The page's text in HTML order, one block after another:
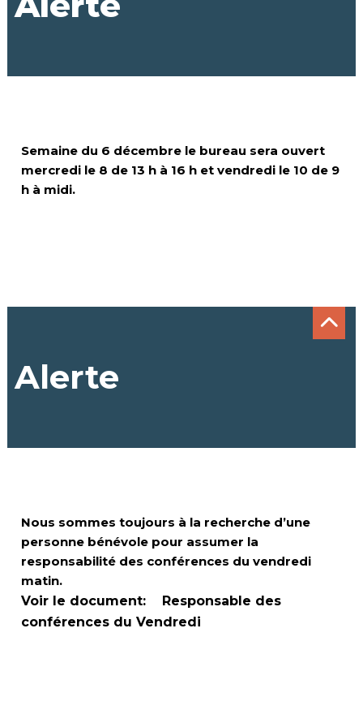
Semaine du 6 décembre le bureau sera ouvert
mercredi le 8 de 13 h à 16 h et vendredi le 10 de 9
h à midi.
Alerte
Nous sommes toujours à la recherche d’une
personne bénévole pour assumer la
responsabilité des conférences du vendredi
matin.
Voir le document:
Responsable des
conférences du Vendredi